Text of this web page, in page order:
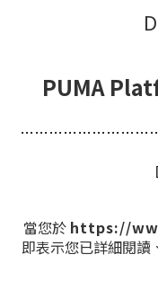
PUMA
………………………
當您於 https://
即表示您已詳細閱